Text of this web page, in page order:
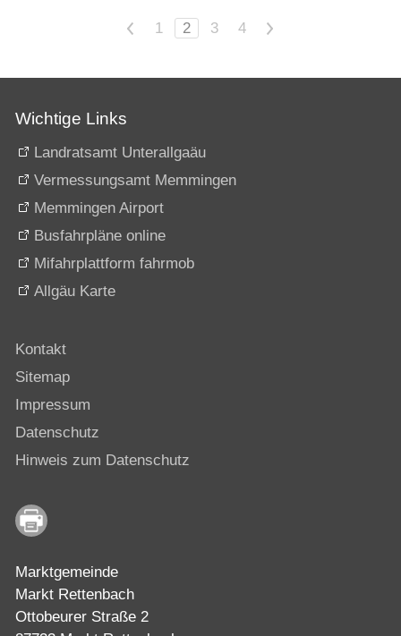
< 1 2 3 4 >
Wichtige Links
Landratsamt Unterallgaäu
Vermessungsamt Memmingen
Memmingen Airport
Busfahrpläne online
Mifahrplattform fahrmob
Allgäu Karte
Kontakt
Sitemap
Impressum
Datenschutz
Hinweis zum Datenschutz
Marktgemeinde
Markt Rettenbach
Ottobeurer Straße 2